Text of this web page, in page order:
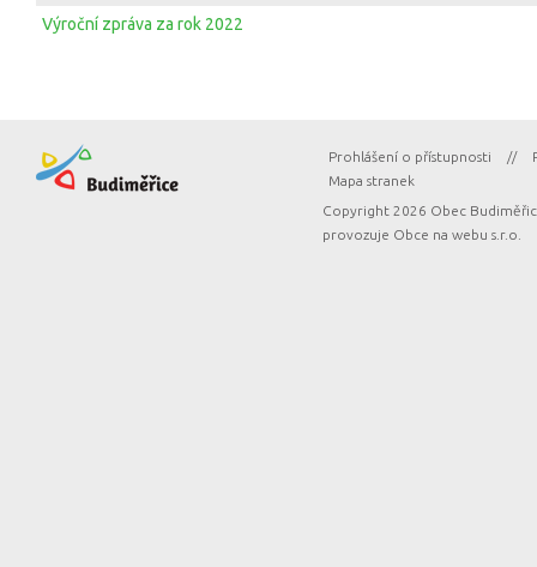
Výroční zpráva za rok 2022
Prohlášení o přístupnosti //
Mapa stranek
Copyright 2026 Obec
provozuje Obce na webu s.r.o.